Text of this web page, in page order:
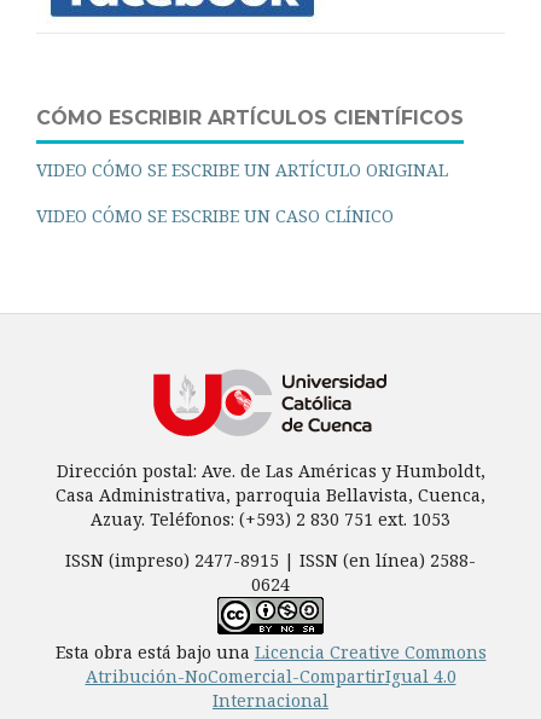
CÓMO ESCRIBIR ARTÍCULOS CIENTÍFICOS
VIDEO CÓMO SE ESCRIBE UN ARTÍCULO ORIGINAL
VIDEO CÓMO SE ESCRIBE UN CASO CLÍNICO
Dirección postal: Ave. de Las Américas y Humboldt,
Casa Administrativa, parroquia Bellavista, Cuenca,
Azuay. Teléfonos: (+593) 2 830 751 ext. 1053
ISSN (impreso) 2477-8915 | ISSN (en línea) 2588-
0624
Esta obra está bajo una Licencia Creative Commons
Atribución-NoComercial-CompartirIgual 4.0
Internacional